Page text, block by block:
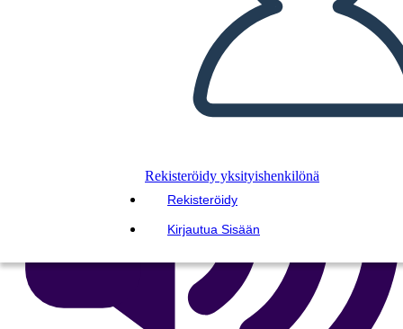
Rekisteröidy yksityishenkilönä
Rekisteröidy
Kirjautua Sisään
LUE MINULLE